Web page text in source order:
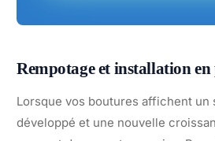
Rempotage et installation en
Lorsque vos boutures affichent un
développé et une nouvelle